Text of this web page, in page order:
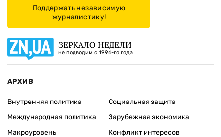
Поддержать независимую
журналистику!
ЗЕРКАЛО НЕДЕЛИ
не подводим с 1994-го года
АРХИВ
Внутренняя политика
Международная политика
Макроуровень
Социальная защита
Зарубежная экономика
Конфликт интересов